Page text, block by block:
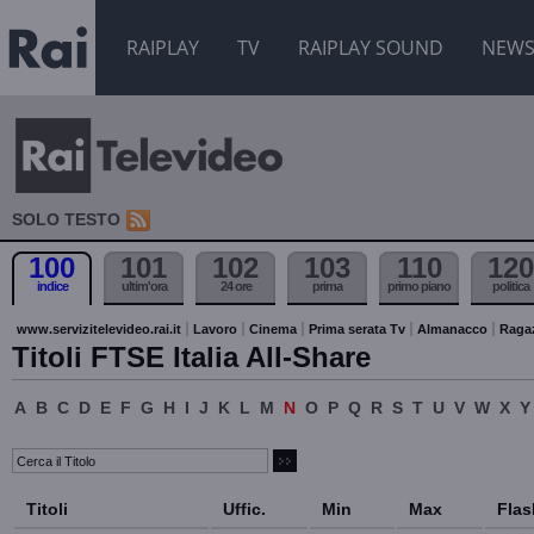
RAIPLAY TV RAIPLAY SOUND NEWS
SOLO TESTO
100
indice
101
ultim'ora
102
24 ore
103
prima
110
primo piano
120
politica
www.servizitelevideo.rai.it Lavoro Cinema Prima serata Tv Almanacco
Titoli FTSE Italia All-Share
A B C D E F G H I J K L M N O P Q R S T U V W X Y
Titoli Uffic. Min Max